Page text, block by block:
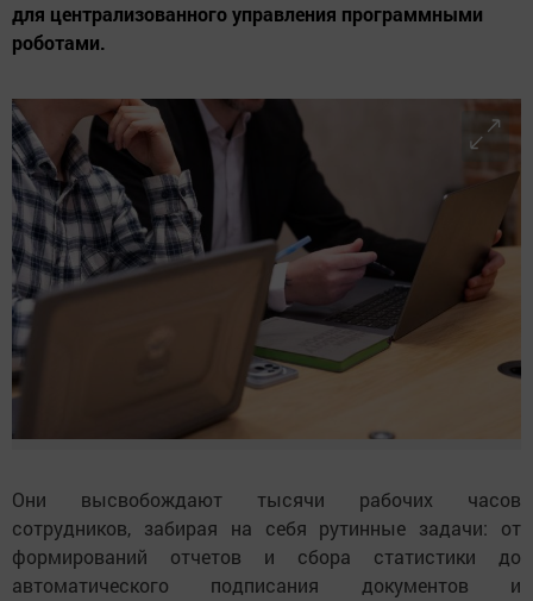
для централизованного управления программными
роботами.
Они высвобождают тысячи рабочих часов
сотрудников, забирая на себя рутинные задачи: от
формирований отчетов и сбора статистики до
автоматического подписания документов и